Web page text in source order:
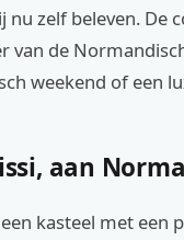
zelf beleven. De
van de
weekend of een
aan
kasteel met een